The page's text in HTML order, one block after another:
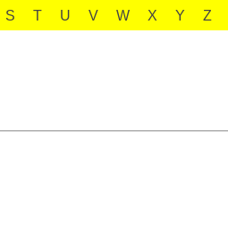
S T U V W X Y Z